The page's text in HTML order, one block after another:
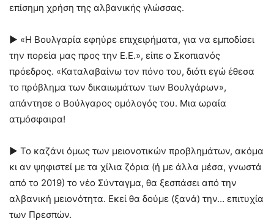
επίσημη χρήση της αλβανικής γλώσσας.
► «Η Βουλγαρία εφηύρε επιχειρήματα, για να εμποδίσει
την πορεία μας προς την Ε.Ε.», είπε ο Σκοπιανός
πρόεδρος. «Καταλαβαίνω τον πόνο του, διότι εγώ έθεσα
το πρόβλημα των δικαιωμάτων των Βουλγάρων»,
απάντησε ο Βούλγαρος ομόλογός του. Μια ωραία
ατμόσφαιρα!
► Το καζάνι όμως των μειονοτικών προβλημάτων, ακόμα
κι αν ψηφιστεί με τα χίλια ζόρια (ή με άλλα μέσα, γνωστά
από το 2019) το νέο Σύνταγμα, θα ξεσπάσει από την
αλβανική μειονότητα. Εκεί θα δούμε (ξανά) την… επιτυχία
των Πρεσπών.